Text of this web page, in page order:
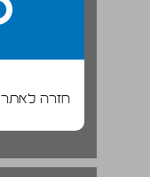
חזרה לאתר
פרק שני: סוגיות שדורשות התייחסות בתפקוד אונר"א ... 25